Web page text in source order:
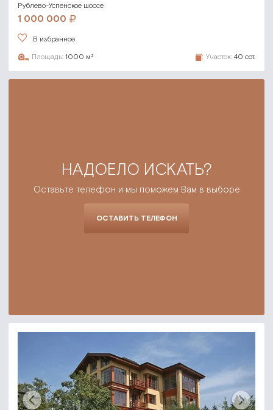
Рублево-Успенское шоссе
1 000 000
В избранное
Площадь: 1000 м² Участок: 40 сот.
НАДОЕЛО ИСКАТЬ?
Оставьте телефон и мы поможем Вам в выборе
ОСТАВИТЬ ТЕЛЕФОН